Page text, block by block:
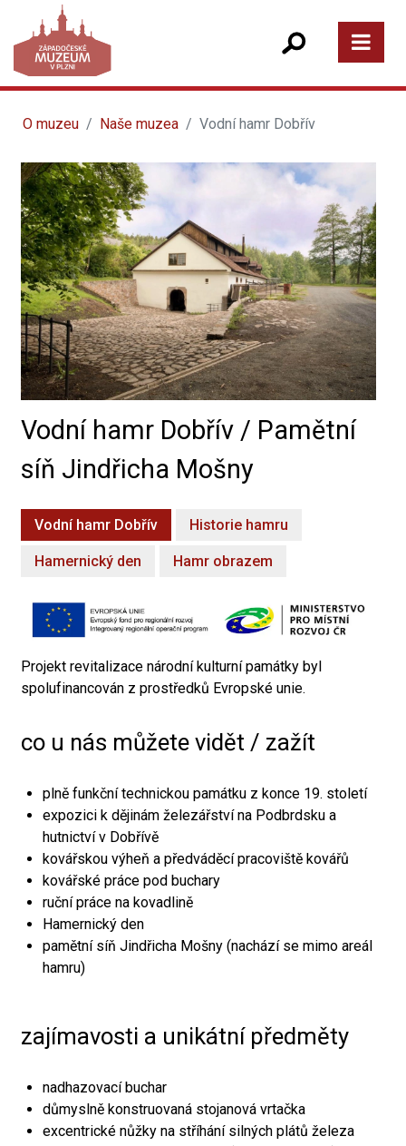
O muzeu Naše muzea Vodní hamr Dobřív
Vodní hamr Dobřív / Pamětní
síň Jindřicha Mošny
Vodní hamr Dobřív Historie hamru
Hamernický den Hamr obrazem
Projekt revitalizace národní kulturní památky byl
spolufinancován z prostředků Evropské unie.
co u nás můžete vidět / zažít
plně funkční technickou památku z konce 19. století
expozici k dějinám železářství na Podbrdsku a
hutnictví v Dobřívě
kovářskou výheň a předváděcí pracoviště kovářů
kovářské práce pod buchary
ruční práce na kovadlině
Hamernický den
pamětní síň Jindřicha Mošny (nachází se mimo areál
hamru)
zajímavosti a unikátní předměty
nadhazovací buchar
důmyslně konstruovaná stojanová vrtačka
excentrické nůžky na stříhání silných plátů železa